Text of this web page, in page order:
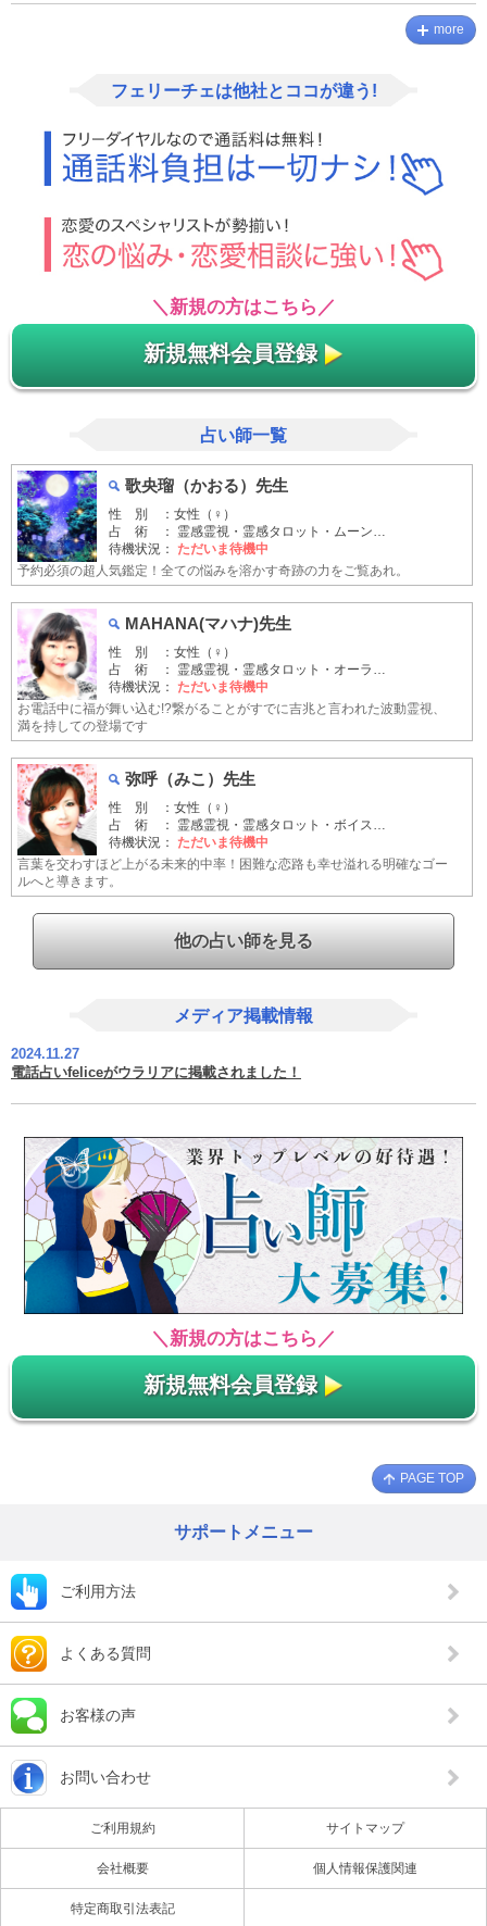
more
フェリーチェは他社とココが違う!
＼新規の方はこちら／
新規無料会員登録
占い師一覧
歌央瑠（かおる）先生
性 別 ：女性（♀）
占 術 ： 霊感霊視・霊感タロット・ムーン…
待機状況： ただいま待機中
予約必須の超人気鑑定！全ての悩みを溶かす奇跡の力をご覧あれ。
MAHANA(マハナ)先生
性 別 ：女性（♀）
占 術 ： 霊感霊視・霊感タロット・オーラ…
待機状況： ただいま待機中
お電話中に福が舞い込む!?繋がることがすでに吉兆と言われた波動霊視、
満を持しての登場です
弥呼（みこ）先生
性 別 ：女性（♀）
占 術 ： 霊感霊視・霊感タロット・ボイス…
待機状況： ただいま待機中
言葉を交わすほど上がる未来的中率！困難な恋路も幸せ溢れる明確なゴー
ルへと導きます。
他の占い師を見る
メディア掲載情報
2024.11.27
電話占いfeliceがウラリアに掲載されました！
＼新規の方はこちら／
新規無料会員登録
PAGE TOP
サポートメニュー
ご利用方法
よくある質問
お客様の声
お問い合わせ
ご利用規約 サイトマップ
会社概要 個人情報保護関連
特定商取引法表記